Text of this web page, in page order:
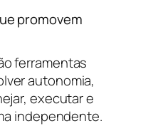
promovem
ferramentas
autonomia,
executar e
independente.